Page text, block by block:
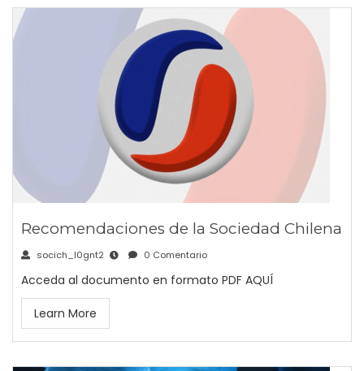
Recomendaciones de la Sociedad Chilena
socich_l0gnt2 0 Comentario
Acceda al documento en formato PDF AQUÍ
Learn More